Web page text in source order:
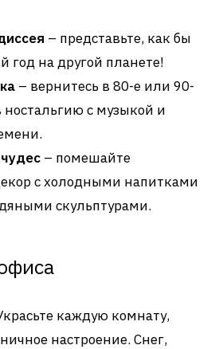
– представьте, как бы
год на другой планете!
– вернитесь в 80-е или 90-
ностальгию с музыкой и
– помешайте
с холодными напитками
скульптурами.
каждую комнату,
настроение. Снег,